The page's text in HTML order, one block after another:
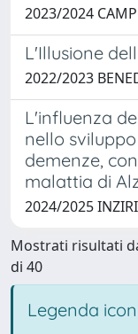
2023/2024
L'Illusione
2022/2023
L'influenza
nello
demenze,
malattia di
2024/2025
Mostrati risultati
di 40
Legenda